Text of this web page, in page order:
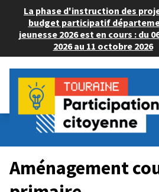
La phase d'instruction des
budget participatif
jeunesse 2026 est en cours : du
2026 au 11 octobre 2026
Budget Participatif JEUNESSE 2026
💡 Consulter les projets déposés
Aménagement